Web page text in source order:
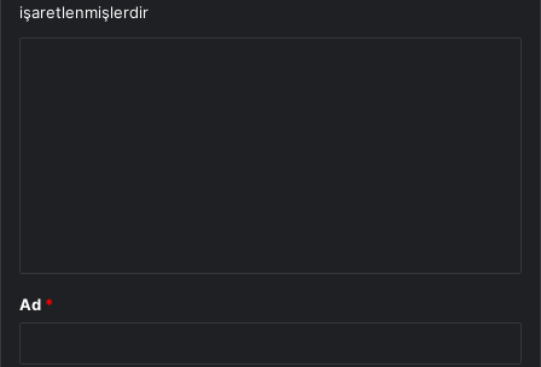
işaretlenmişlerdir
Ad *